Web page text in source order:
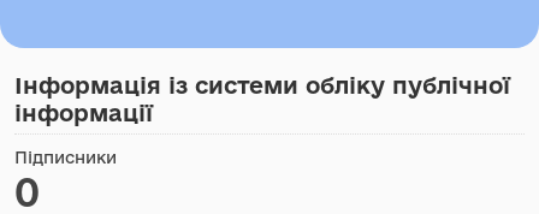
Інформація із системи обліку публічної
інформації
Підписники
0